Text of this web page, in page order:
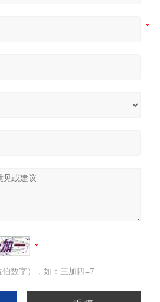
数字），如：三加四=7